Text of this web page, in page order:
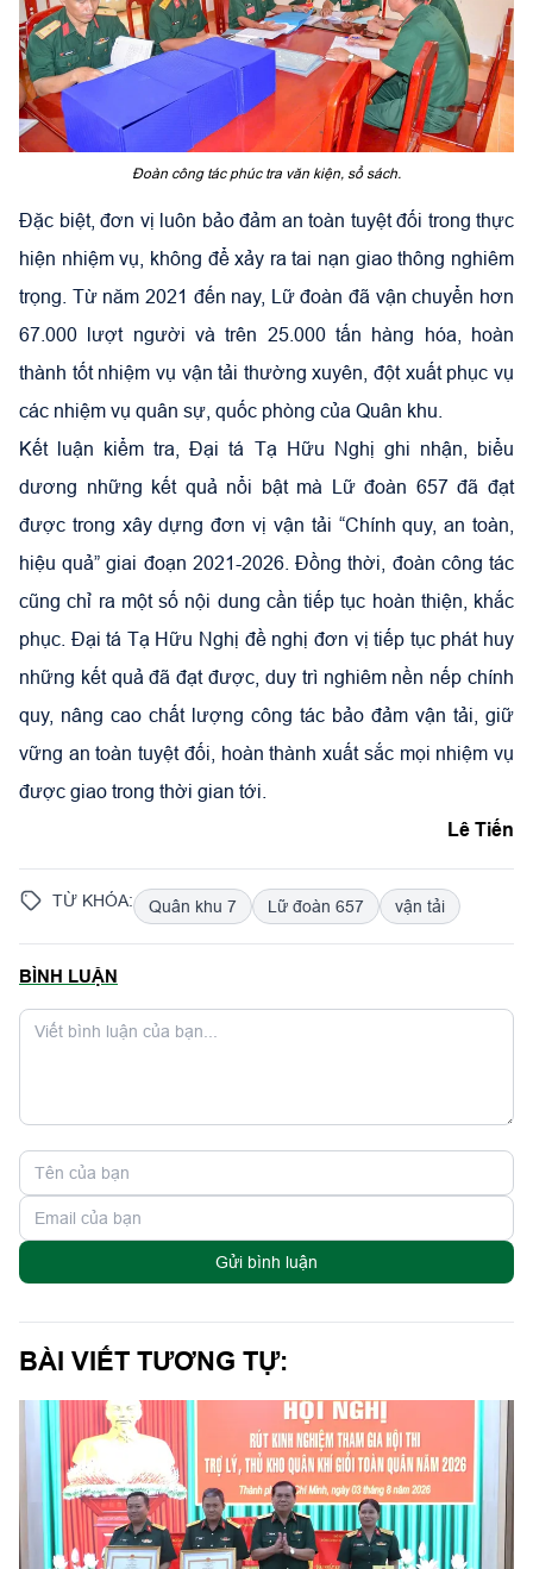
Đoàn công tác phúc tra văn kiện, sổ sách.
Đặc biệt, đơn vị luôn bảo đảm an toàn tuyệt đối trong thực
hiện nhiệm vụ, không để xảy ra tai nạn giao thông nghiêm
trọng. Từ năm 2021 đến nay, Lữ đoàn đã vận chuyển hơn
67.000 lượt người và trên 25.000 tấn hàng hóa, hoàn
thành tốt nhiệm vụ vận tải thường xuyên, đột xuất phục vụ
các nhiệm vụ quân sự, quốc phòng của Quân khu.
Kết luận kiểm tra, Đại tá Tạ Hữu Nghị ghi nhận, biểu
dương những kết quả nổi bật mà Lữ đoàn 657 đã đạt
được trong xây dựng đơn vị vận tải “Chính quy, an toàn,
hiệu quả” giai đoạn 2021-2026. Đồng thời, đoàn công tác
cũng chỉ ra một số nội dung cần tiếp tục hoàn thiện, khắc
phục. Đại tá Tạ Hữu Nghị đề nghị đơn vị tiếp tục phát huy
những kết quả đã đạt được, duy trì nghiêm nền nếp chính
quy, nâng cao chất lượng công tác bảo đảm vận tải, giữ
vững an toàn tuyệt đối, hoàn thành xuất sắc mọi nhiệm vụ
được giao trong thời gian tới.
Lê Tiến
TỪ KHÓA: Quân khu 7 Lữ đoàn 657 vận tải
BÌNH LUẬN
Gửi bình luận
BÀI VIẾT TƯƠNG TỰ: